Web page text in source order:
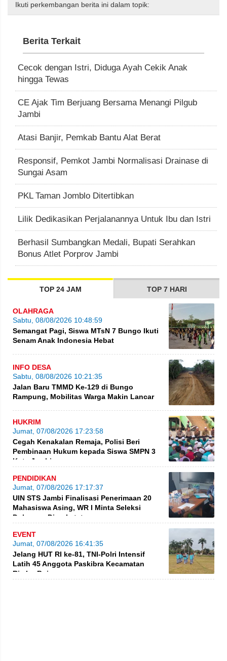
Ikuti perkembangan berita ini dalam topik:
Berita Terkait
Cecok dengan Istri, Diduga Ayah Cekik Anak
hingga Tewas
CE Ajak Tim Berjuang Bersama Menangi Pilgub
Jambi
Atasi Banjir, Pemkab Bantu Alat Berat
Responsif, Pemkot Jambi Normalisasi Drainase di
Sungai Asam
PKL Taman Jomblo Ditertibkan
Lilik Dedikasikan Perjalanannya Untuk Ibu dan Istri
Berhasil Sumbangkan Medali, Bupati Serahkan
Bonus Atlet Porprov Jambi
TOP 24 JAM TOP 7 HARI
OLAHRAGA
Sabtu, 08/08/2026 10:48:59
Semangat Pagi, Siswa MTsN 7 Bungo Ikuti
Senam Anak Indonesia Hebat
INFO DESA
Sabtu, 08/08/2026 10:21:35
Jalan Baru TMMD Ke-129 di Bungo
Rampung, Mobilitas Warga Makin Lancar
HUKRIM
Jumat, 07/08/2026 17:23:58
Cegah Kenakalan Remaja, Polisi Beri
Pembinaan Hukum kepada Siswa SMPN 3
Kota Jambi
PENDIDIKAN
Jumat, 07/08/2026 17:17:37
UIN STS Jambi Finalisasi Penerimaan 20
Mahasiswa Asing, WR I Minta Seleksi
Dokumen Diperketat
EVENT
Jumat, 07/08/2026 16:41:35
Jelang HUT RI ke-81, TNI-Polri Intensif
Latih 45 Anggota Paskibra Kecamatan
Rimbo Bujang